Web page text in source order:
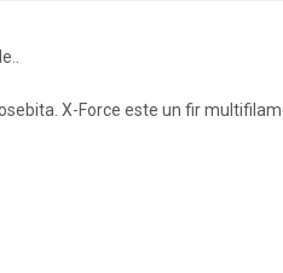
X-Force este un fir